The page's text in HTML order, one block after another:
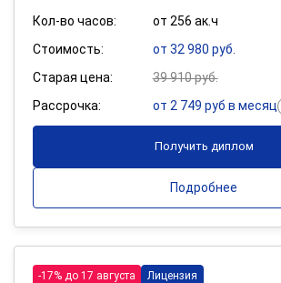
Кол-во часов:
от 256 ак.ч
Стоимость:
от 32 980 руб.
Старая цена:
39 910 руб.
Рассрочка:
от 2 749 руб в месяц
Получить диплом
Подробнее
-17% до 17 августа Лицензия